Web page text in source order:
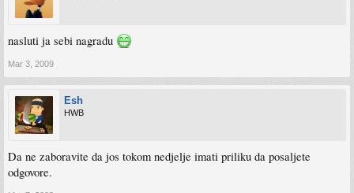
nasluti ja sebi nagradu
Mar 3, 2009
Esh
HWB
Da ne zaboravite da jos tokom nedjelje imati priliku da posaljete
odgovore.